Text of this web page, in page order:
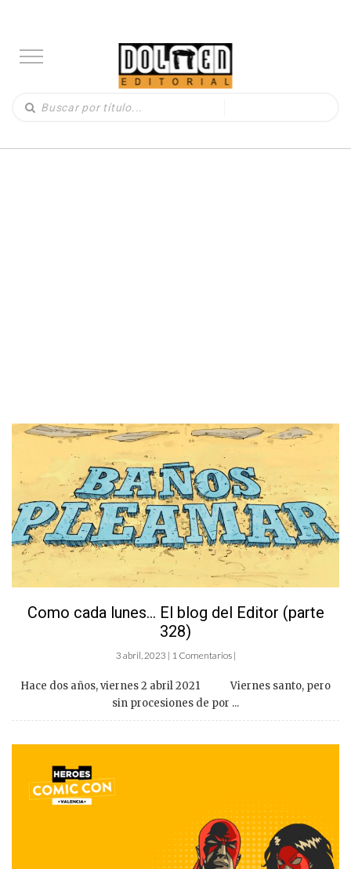
Como cada lunes… El blog del Editor (parte
328)
3 abril, 2023 | 1 Comentarios |
Hace dos años, viernes 2 abril 2021 Viernes santo, pero
sin procesiones de por ...